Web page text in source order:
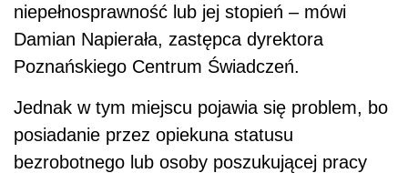
niepełnosprawność lub jej stopień – mówi
Damian Napierała, zastępca dyrektora
Poznańskiego Centrum Świadczeń.
Jednak w tym miejscu pojawia się problem, bo
posiadanie przez opiekuna statusu
bezrobotnego lub osoby poszukującej pracy